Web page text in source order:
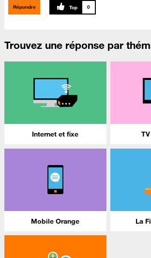
Répondre 0
Trouvez une réponse par
Internet et fixe
Mobile Orange La